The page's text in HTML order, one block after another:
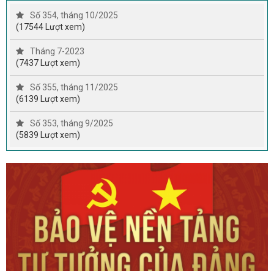
Số 354, tháng 10/2025
(17544 Lượt xem)
Tháng 7-2023
(7437 Lượt xem)
Số 355, tháng 11/2025
(6139 Lượt xem)
Số 353, tháng 9/2025
(5839 Lượt xem)